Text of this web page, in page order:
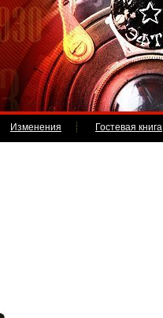
Изменения Гостевая книга